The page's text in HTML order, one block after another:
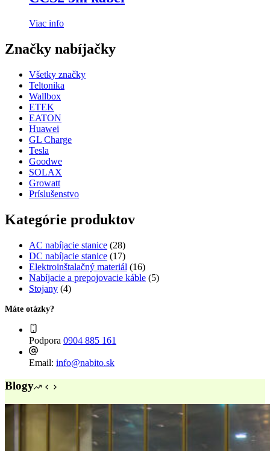
Viac info
Značky nabíjačky
Všetky značky
Teltonika
Wallbox
ETEK
EATON
Huawei
GL Charge
Tesla
Goodwe
SOLAX
Growatt
Príslušenstvo
Kategórie produktov
AC nabíjacie stanice (28)
DC nabíjacie stanice (17)
Elektroinštalačný materiál (16)
Nabíjacie a prepojovacie káble (5)
Stojany (4)
Máte otázky?
Podpora 0904 885 161
Email: info@nabito.sk
Blogy